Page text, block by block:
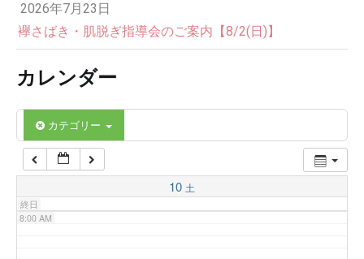
2026年7月23日
襷さばき・肌脱ぎ指導会のご案内【8/2(日)】
カレンダー
カテゴリー
10 土
終日
4:00 AM
5:00 AM
6:00 AM
7:00 AM
8:00 AM